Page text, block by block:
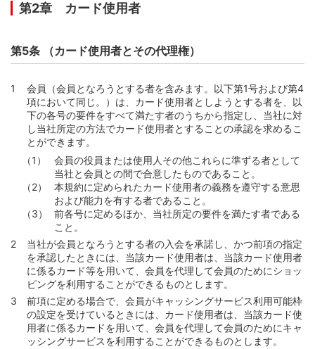
第32条 （年会費）
届出等）
第35条 （財務諸表等の提出等）
第36条 （取引時確認および外国政府等における重要な公
的地位の保有等に係る届出等）
第37条 （犯罪収益等隠匿行為等の禁止）
第2編 カード等の利用等と支払
第1章 利用可能枠等
第38条 （カード利用可能枠の設定等）
第39条 （カード利用可能枠の範囲での利用）
第40条 （キャッシングサービス利用可能枠の設定等）
第41条 （キャッシングサービス利用可能枠の範囲での利
用）
第2章 ショッピング
第1節 ショッピングの利用
第42条 （カード等の利用による立替払いの委託）
第2章 カード使用者
第5条 （カード使用者とその代理権）
会員（会員となろうとする者を含みます。以下第1号および第4
項において同じ。）は、カード使用者としようとする者を、以
下の各号の要件をすべて満たす者のうちから指定し、当社に対
し当社所定の方法でカード使用者とすることの承認を求めるこ
とができます。
会員の役員または使用人その他これらに準ずる者として
当社と会員との間で合意したものであること。
本規約に定められたカード使用者の義務を遵守する意思
および能力を有する者であること。
前各号に定めるほか、当社所定の要件を満たす者である
こと。
当社が会員となろうとする者の入会を承諾し、かつ前項の指定
を承認したときには、当該カード使用者は、当該カード使用者
に係るカード等を用いて、会員を代理して会員のためにショッ
ピングを利用することができるものとします。
前項に定める場合で、会員がキャッシングサービス利用可能枠
の設定を受けているときには、カード使用者は、当該カード使
用者に係るカードを用いて、会員を代理して会員のためにキャ
ッシングサービスを利用することができるものとします。